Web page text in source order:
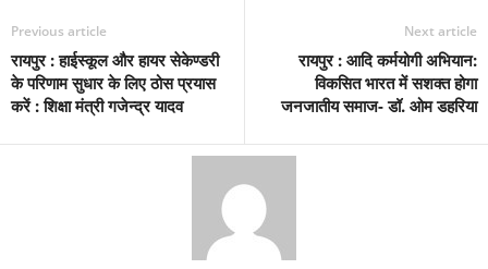
Previous article
रायपुर : हाईस्कूल और हायर सेकेण्डरी
के परिणाम सुधार के लिए ठोस प्रयास
करें : शिक्षा मंत्री गजेन्द्र यादव
Next article
रायपुर : आदि कर्मयोगी अभियान:
विकसित भारत में सशक्त होगा
जनजातीय समाज- डॉ. ओम डहरिया